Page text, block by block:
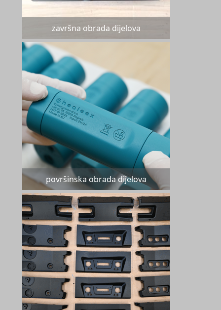
završna obrada dijelova
površinska obrada dijelova